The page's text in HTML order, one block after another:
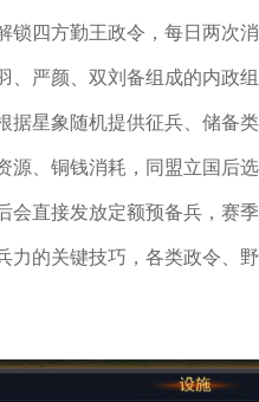
锁四方勤王政令，每日两次
、严颜、双刘备组成的内政
据星象随机提供征兵、储备
、铜钱消耗，同盟立国后
会直接发放定额预备兵，赛
力的关键技巧，各类政令、